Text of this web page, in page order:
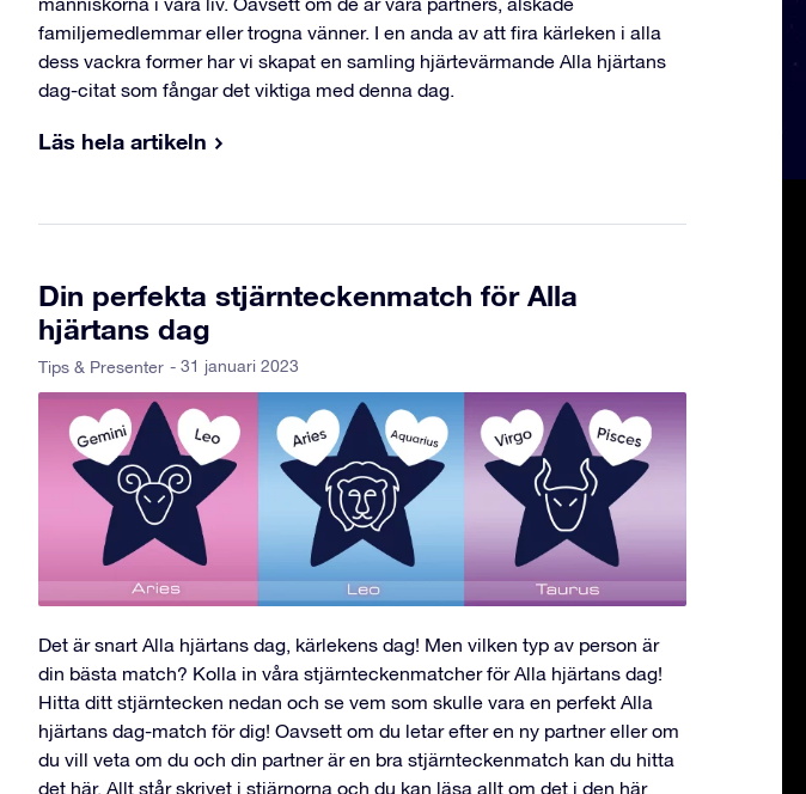
familjemedlemmar eller trogna vänner. I en anda av att fira kärleken i alla
dess vackra former har vi skapat en samling hjärtevärmande Alla hjärtans
dag-citat som fångar det viktiga med denna dag.
Läs hela artikeln
Din perfekta stjärnteckenmatch för Alla
hjärtans dag
Tips & Presenter - 31 januari 2023
Det är snart Alla hjärtans dag, kärlekens dag! Men vilken typ av person är
din bästa match? Kolla in våra stjärnteckenmatcher för Alla hjärtans dag!
Hitta ditt stjärntecken nedan och se vem som skulle vara en perfekt Alla
hjärtans dag-match för dig! Oavsett om du letar efter en ny partner eller om
du vill veta om du och din partner är en bra stjärnteckenmatch kan du hitta
det här. Allt står skrivet i stjärnorna och du kan läsa allt om det i den här